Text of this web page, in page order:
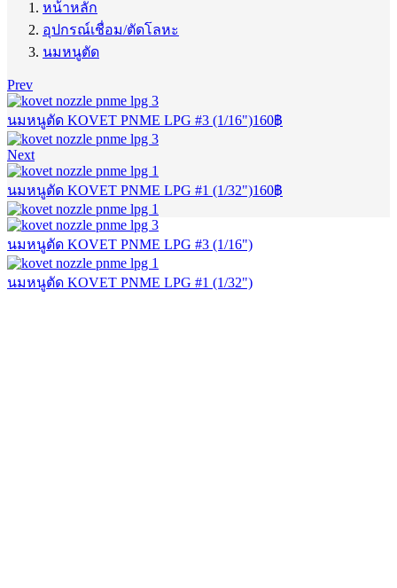
หน้าหลัก
อุปกรณ์เชื่อม/ตัดโลหะ
นมหนูตัด
Prev
นมหนูตัด KOVET PNME LPG #3 (1/16")160฿
Next
นมหนูตัด KOVET PNME LPG #1 (1/32")160฿
นมหนูตัด KOVET PNME LPG #3 (1/16")
นมหนูตัด KOVET PNME LPG #1 (1/32")